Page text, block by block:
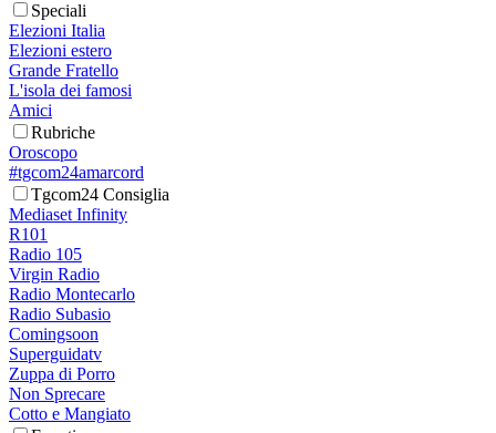
Speciali
Elezioni Italia
Elezioni estero
Grande Fratello
L'isola dei famosi
Amici
Rubriche
Oroscopo
#tgcom24amarcord
Tgcom24 Consiglia
Mediaset Infinity
R101
Radio 105
Virgin Radio
Radio Montecarlo
Radio Subasio
Comingsoon
Superguidatv
Zuppa di Porro
Non Sprecare
Cotto e Mangiato